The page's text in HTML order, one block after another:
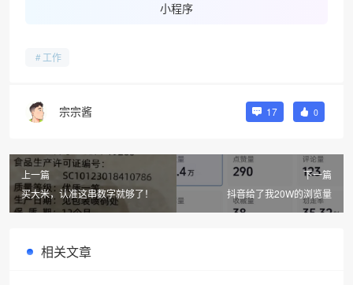
小程序
工作
宗宗酱 17 0
上一篇
买大米，认准这串数字就够了！
下一篇
抖音给了我20W的浏览量
相关文章